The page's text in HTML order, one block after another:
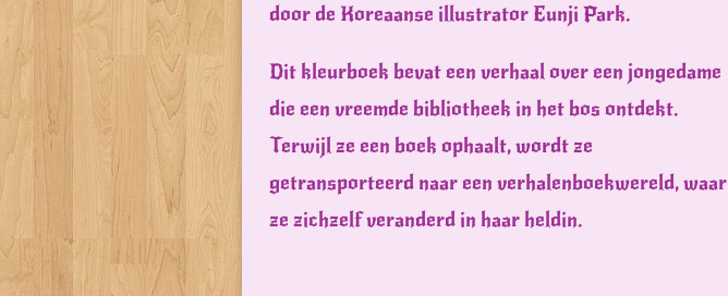
door de Koreaanse illustrator Eunji Park.
Dit kleurboek bevat een verhaal over een jongedame
die een vreemde bibliotheek in het bos ontdekt.
Terwijl ze een boek ophaalt, wordt ze
getransporteerd naar een verhalenboekwereld, waar
ze zichzelf veranderd in haar heldin.